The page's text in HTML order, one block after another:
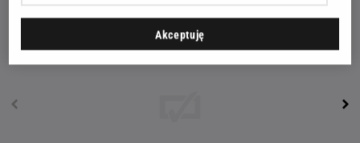
Akceptuję